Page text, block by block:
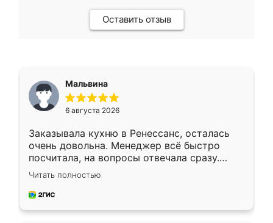
Оставить отзыв
Мальвина
6 августа 2026
Заказывала кухню в Ренессанс, осталась
очень довольна. Менеджер всё быстро
посчитала, на вопросы отвечала сразу.
Замерщик приехал в субботу, подошёл к
делу со всей ответственностью. Собрали
за день, ребята работали аккуратно, даже
Читать полностью